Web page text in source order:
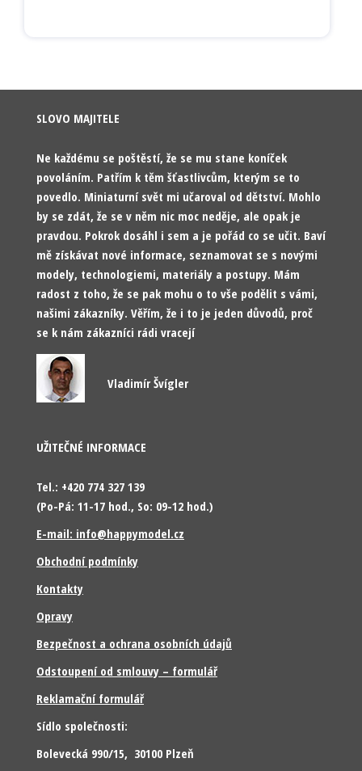
SLOVO MAJITELE
Ne každému se poštěstí, že se mu stane koníček
povoláním. Patřím k těm šťastlivcům, kterým se to
povedlo. Miniaturní svět mi učaroval od dětství. Mohlo
by se zdát, že se v něm nic moc neděje, ale opak je
pravdou. Pokrok dosáhl i sem a je pořád co se učit. Baví
mě získávat nové informace, seznamovat se s novými
modely, technologiemi, materiály a postupy. Mám
radost z toho, že se pak mohu o to vše podělit s vámi,
našimi zákazníky. Věřím, že i to je jeden důvodů, proč
se k nám zákazníci rádi vracejí
Vladimír Švígler
UŽITEČNÉ INFORMACE
Tel.: +420 774 327 139
(Po-Pá: 11-17 hod., So: 09-12 hod.)
E-mail: info@happymodel.cz
Obchodní podmínky
Kontakty
Opravy
Bezpečnost a ochrana osobních údajů
Odstoupení od smlouvy – formulář
Reklamační formulář
Sídlo společnosti:
Bolevecká 990/15, 30100 Plzeň